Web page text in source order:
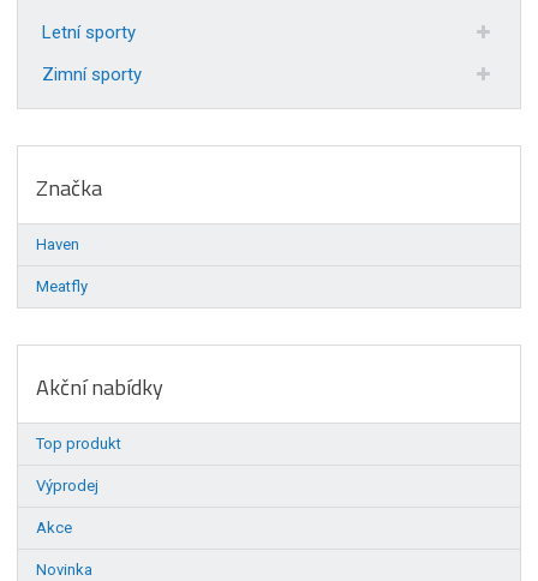
Letní sporty
Zimní sporty
Značka
Haven
Meatfly
Akční nabídky
Top produkt
Výprodej
Akce
Novinka